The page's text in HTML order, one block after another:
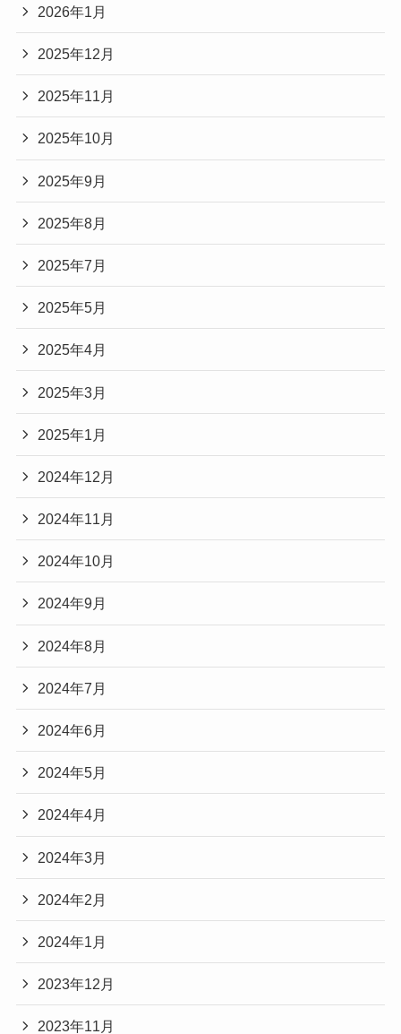
2026年1月
2025年12月
2025年11月
2025年10月
2025年9月
2025年8月
2025年7月
2025年5月
2025年4月
2025年3月
2025年1月
2024年12月
2024年11月
2024年10月
2024年9月
2024年8月
2024年7月
2024年6月
2024年5月
2024年4月
2024年3月
2024年2月
2024年1月
2023年12月
2023年11月